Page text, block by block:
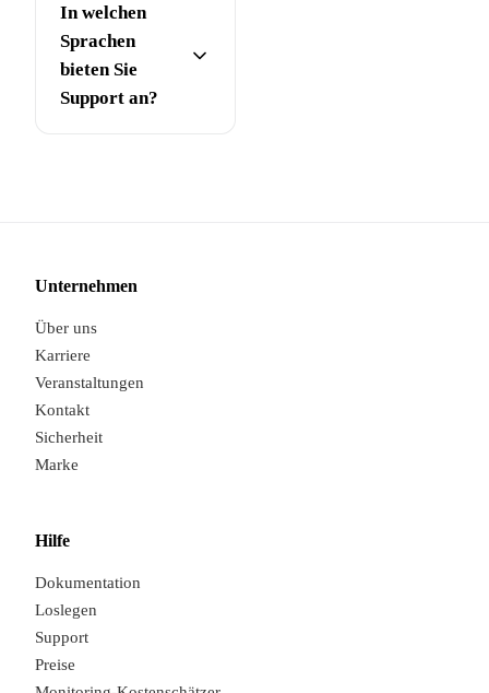
In welchen
Sprachen
bieten Sie
Support an?
Unternehmen
Über uns
Karriere
Veranstaltungen
Kontakt
Sicherheit
Marke
Hilfe
Dokumentation
Loslegen
Support
Preise